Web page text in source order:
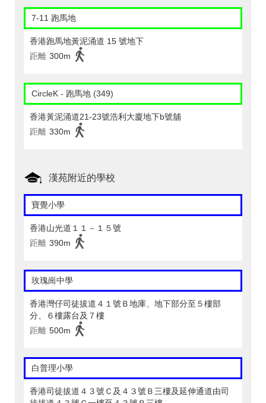
7-11 跑馬地
香港跑馬地黃泥涌道 15 號地下
距離 300m
CircleK - 跑馬地 (349)
香港黃泥涌道21-23號浩利大廈地下b號舖
距離 330m
漢苑附近的學校
寶覺小學
香港山光道１１－１５號
距離 390m
玫瑰崗中學
香港灣仔司徒拔道４１號Ｂ地庫、地下部分至５樓部
分、６樓露台及７樓
距離 500m
白普理小學
香港司徒拔道４３號Ｃ及４３號Ｂ三樓及延伸通道由司